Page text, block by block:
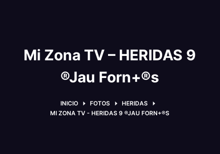
Mi Zona TV – HERIDAS 9
®Jau Forn+®s
INICIO FOTOS
HERIDAS
MI ZONA TV - HERIDAS 9 ®JAU FORN+®S